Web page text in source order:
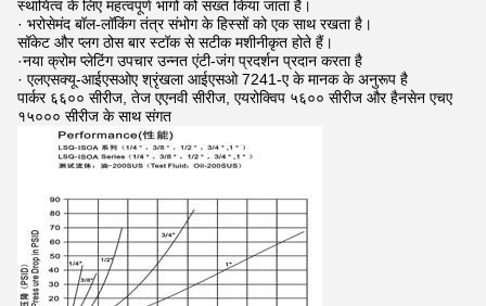
स्थायित्व के लिए महत्वपूर्ण भागों को सख्त किया जाता है।
· भरोसेमंद बॉल-लॉकिंग तंत्र संभोग के हिस्सों को एक साथ रखता है।
सॉकेट और प्लग ठोस बार स्टॉक से सटीक मशीनीकृत होते हैं।
·नया क्रोम प्लेटिंग उपचार उन्नत एंटी-जंग प्रदर्शन प्रदान करता है
· एलएसक्यू-आईएसओए श्रृंखला आईएसओ 7241-ए के मानक के अनुरूप है
पार्कर ६६०० सीरीज, तेज एएनवी सीरीज, एयरोक्विप ५६०० सीरीज और हैनसेन एचए
१५००० सीरीज के साथ संगत